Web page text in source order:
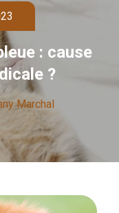
: cause
?
Marchal